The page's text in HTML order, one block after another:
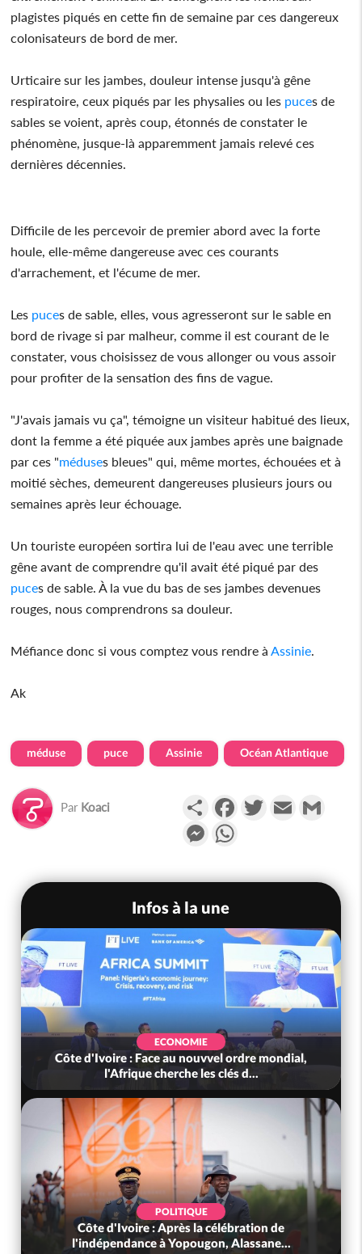
plagistes piqués en cette fin de semaine par ces dangereux
colonisateurs de bord de mer.
Urticaire sur les jambes, douleur intense jusqu'à gêne
respiratoire, ceux piqués par les physalies ou les puces de
sables se voient, après coup, étonnés de constater le
phénomène, jusque-là apparemment jamais relevé ces
dernières décennies.
Difficile de les percevoir de premier abord avec la forte
houle, elle-même dangereuse avec ces courants
d'arrachement, et l'écume de mer.
Les puces de sable, elles, vous agresseront sur le sable en
bord de rivage si par malheur, comme il est courant de le
constater, vous choisissez de vous allonger ou vous assoir
pour profiter de la sensation des fins de vague.
"J'avais jamais vu ça", témoigne un visiteur habitué des lieux,
dont la femme a été piquée aux jambes après une baignade
par ces "méduses bleues" qui, même mortes, échouées et à
moitié sèches, demeurent dangereuses plusieurs jours ou
semaines après leur échouage.
Un touriste européen sortira lui de l'eau avec une terrible
gêne avant de comprendre qu'il avait été piqué par des
puces de sable. À la vue du bas de ses jambes devenues
rouges, nous comprendrons sa douleur.
Méfiance donc si vous comptez vous rendre à Assinie
Ak
méduse puce Assinie Océan Atlantique
Par Koaci PartagerFacebookTwitterEmail
Messenger
Infos à la une
ECONOMIE
Côte d'Ivoire : Face au nouvvel ordre mondial,
l'Afrique cherche les clés d...
POLITIQUE
Côte d'Ivoire : Après la célébration de
l'indépendance à Yopougon, Alassane...